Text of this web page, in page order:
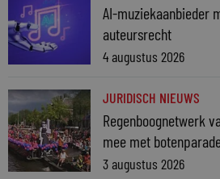
AI-muziekaanbieder
auteursrecht
4 augustus 2026
JURIDISCH NIEUWS
Regenboognetwerk
mee met
3 augustus 2026